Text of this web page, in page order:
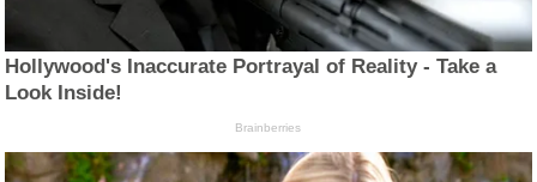
Hollywood's Inaccurate Portrayal of Reality - Take a
Look Inside!
Brainberries